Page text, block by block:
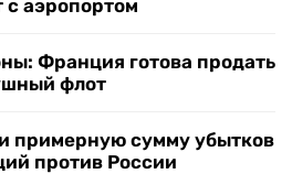
с аэропортом
Франция готова продать
флот
примерную сумму убытков
против России